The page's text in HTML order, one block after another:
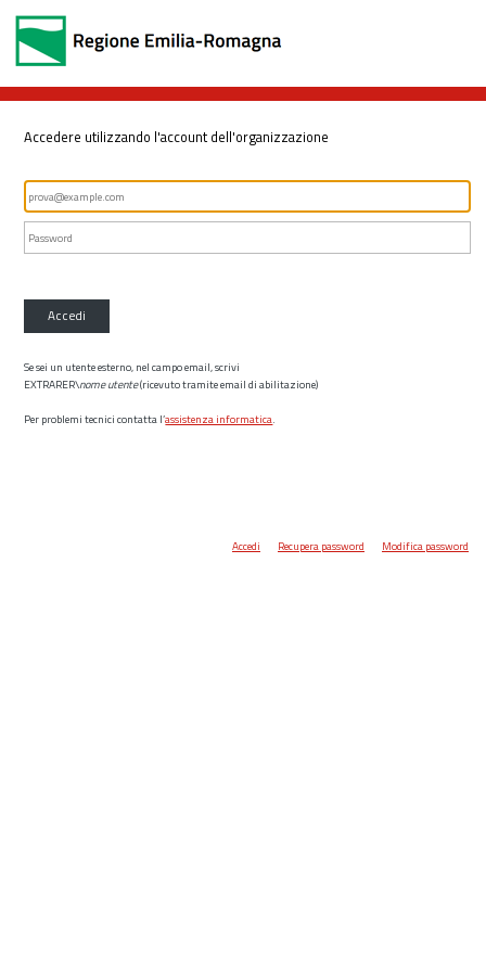
Accedere utilizzando l'account dell'organizzazione
Accedi
Se sei un utente esterno, nel campo email, scrivi
EXTRARER\nome utente(ricevuto tramite email di abilitazione)
Per problemi tecnici contatta l’assistenza informatica.
Accedi Recupera password Modifica password